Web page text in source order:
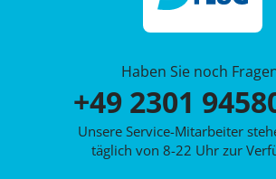
Haben Sie noch
+49 2301
Unsere Service-Mitarbeiter
täglich von 8-22 Uhr zur